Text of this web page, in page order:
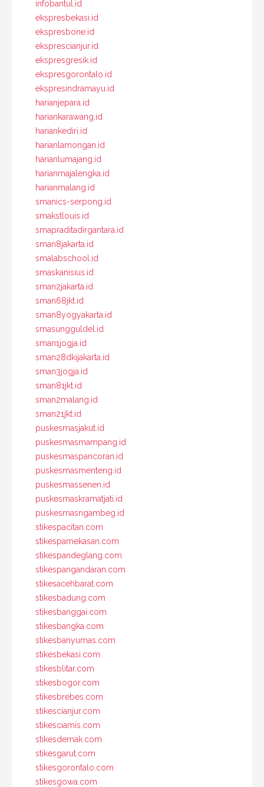
infobantul.id
ekspresbekasi.id
ekspresbone.id
eksprescianjur.id
ekspresgresik.id
ekspresgorontalo.id
ekspresindramayu.id
harianjepara.id
hariankarawang.id
hariankediri.id
harianlamongan.id
harianlumajang.id
harianmajalengka.id
harianmalang.id
smanics-serpong.id
smakstlouis.id
smapraditadirgantara.id
sman8jakarta.id
smalabschool.id
smaskanisius.id
sman2jakarta.id
sman68jkt.id
sman8yogyakarta.id
smasungguldel.id
sman1jogja.id
sman28dkijakarta.id
sman3jogja.id
sman81jkt.id
sman2malang.id
sman21jkt.id
puskesmasjakut.id
puskesmasmampang.id
puskesmaspancoran.id
puskesmasmenteng.id
puskesmassenen.id
puskesmaskramatjati.id
puskesmasngambeg.id
stikespacitan.com
stikespamekasan.com
stikespandeglang.com
stikespangandaran.com
stikesacehbarat.com
stikesbadung.com
stikesbanggai.com
stikesbangka.com
stikesbanyumas.com
stikesbekasi.com
stikesblitar.com
stikesbogor.com
stikesbrebes.com
stikescianjur.com
stikesciamis.com
stikesdemak.com
stikesgarut.com
stikesgorontalo.com
stikesgowa.com